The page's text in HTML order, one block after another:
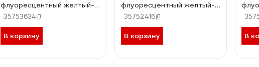
флуоресцентный желтый-
синий (104-108, 182-188),
Жил 005/104/182
35753634
В корзину
флуоресцентный желтый-
синий (112-116, 182-188), Жил
005/112/182
35752416
В корзину
005/
В